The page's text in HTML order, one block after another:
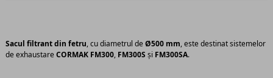
Sacul filtrant din fetru, cu diametrul deØ500 mm, este destinat sistemelor
de exhaustareCORMAK FM300, FM300S și FM300SA.